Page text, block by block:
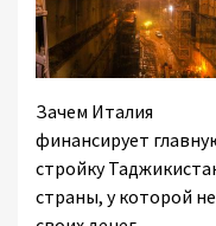
Зачем Италия
финансирует
стройку
страны, у которой